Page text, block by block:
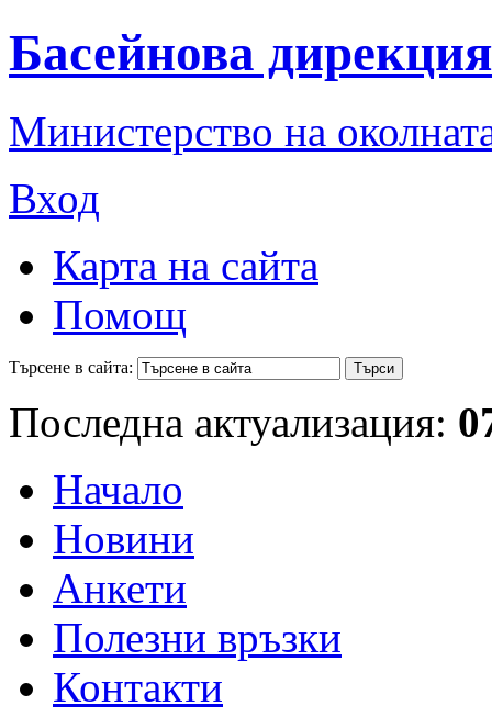
Басейнова
Министерство на
Вход
Карта на сайта
Помощ
Търсене в сайта:
Последна актуализация:
Начало
Новини
Анкети
Полезни връзки
Контакти